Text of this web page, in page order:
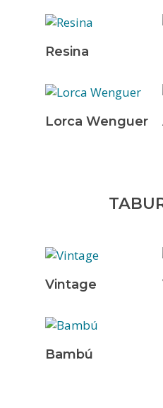
Leer Más
Resina
Leer Más
Lorca Wenguer
Leer Más
Vintage
Leer Más
Bambú